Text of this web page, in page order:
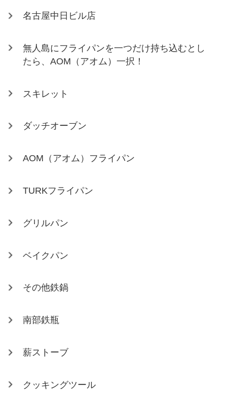
名古屋中日ビル店
無人島にフライパンを一つだけ持ち込むとし
たら、AOM（アオム）一択！
スキレット
ダッチオーブン
AOM（アオム）フライパン
TURKフライパン
グリルパン
ベイクパン
その他鉄鍋
南部鉄瓶
薪ストーブ
クッキングツール